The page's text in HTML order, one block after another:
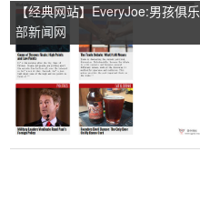
【经典网站】EveryJoe:男孩俱乐
部新闻网